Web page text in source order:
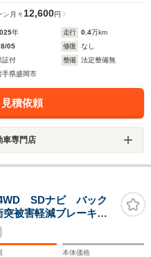
ン 月々 12,600円
年 走行 0.4万km
05 修復
なし
証付 整備
法定整備無
手県盛岡市
積依頼
専門店
SDナビ バック
被害軽減ブレーキ
止 コナーセンサー
アバイザー
本体価格